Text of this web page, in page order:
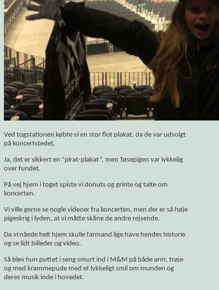
Ved togstationen købte vi en stor flot plakat, da de var udsolgt
på koncertstedet.
Ja, det er sikkert en “pirat-plakat”, men Tøsepigen var lykkelig
over fundet.
På vej hjem i toget spiste vi donuts og grinte og talte om
koncerten.
Vi ville gerne se nogle videoer fra koncerten, men der er så høje
pigeskrig i lyden, at vi måtte skåne de andre rejsende.
Da vi nåede helt hjem skulle farmand lige have hendes historie
og se lidt billeder og video.
Så blev hun puttet i seng smurt ind i M&M på både arm, trøje
og med krammepude med et lykkeligt smil om munden og
deres musik inde i hovedet.